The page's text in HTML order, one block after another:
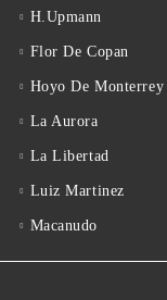
H.Upmann
Flor De Copan
Hoyo De Monterrey
La Aurora
La Libertad
Luiz Martinez
Macanudo